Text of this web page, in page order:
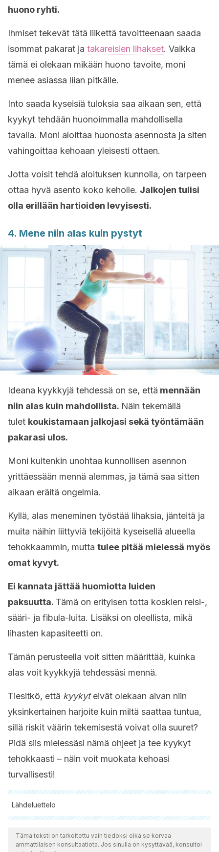
huono ryhti.
Ihmiset tekevät tätä liikettä tavoitteenaan saada
isommat pakarat ja takareisien lihakset. Vaikka
tämä ei olekaan mikään huono tavoite, moni
menee asiassa liian pitkälle.
Into saada kyseisiä tuloksia saa aikaan sen, että
kyykyt tehdään huonoimmalla mahdollisella
tavalla. Moni aloittaa huonosta asennosta ja siten
vahingoittaa kehoaan yleisesti ottaen.
Jotta voisit tehdä aloituksen kunnolla, on tarpeen
ottaa hyvä asento koko keholle. Jalkojen tulisi
olla erillään hartioiden levyisesti.
4. Mene niin alas kuin pystyt
Ideana kyykkyjä tehdessä on se, että mennään
niin alas kuin mahdollista. Näin tekemällä
tulet koukistamaan jalkojasi sekä työntämään
pakarasi ulos.
Moni kuitenkin unohtaa kunnollisen asennon
yrittäessään mennä alemmas, ja tämä saa sitten
aikaan eräitä ongelmia.
Kyllä, alas meneminen työstää lihaksia, jänteitä ja
muita näihin liittyviä tekijöitä kyseisellä alueella
tehokkaammin, mutta tulee pitää mielessä myös
omat kyvyt.
Ei kannata jättää huomiotta luiden
paksuutta. Tämä on erityisen totta koskien reisi-,
sääri- ja fibula-luita. Lisäksi on oleellista, mikä
lihasten kapasiteetti on.
Tämän perusteella voit sitten määrittää, kuinka
alas voit kyykkyjä tehdessäsi mennä.
Tiesitkö, että kyykyteivät olekaan aivan niin
yksinkertainen harjoite kuin miltä saattaa tuntua,
sillä riskit väärin tekemisestä voivat olla suuret?
Pidä siis mielessäsi nämä ohjeet ja tee kyykyt
tehokkaasti – näin voit muokata kehoasi
turvallisesti!
Lähdeluettelo
Kaikki lainatut lähteet tarkistettiin perusteellisesti tiimimme
toimesta varmistaaksemme niiden laadun, luotettavuuden,
ajantasaisuuden ja pätevyyden. Tämän artikkelin bibliografia
Tämä teksti on tarkoitettu vain tiedoksi eikä se korvaa
ammattilaisen konsultaatiota. Jos sinulla on kysyttävää, konsultoi